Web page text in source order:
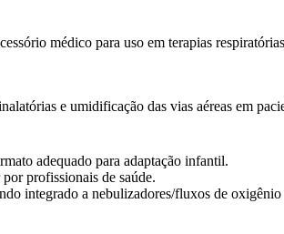
médico para uso em terapias
e umidificação das vias aéreas em
adequado para adaptação infantil.
profissionais de saúde.
integrado a nebulizadores/fluxos de